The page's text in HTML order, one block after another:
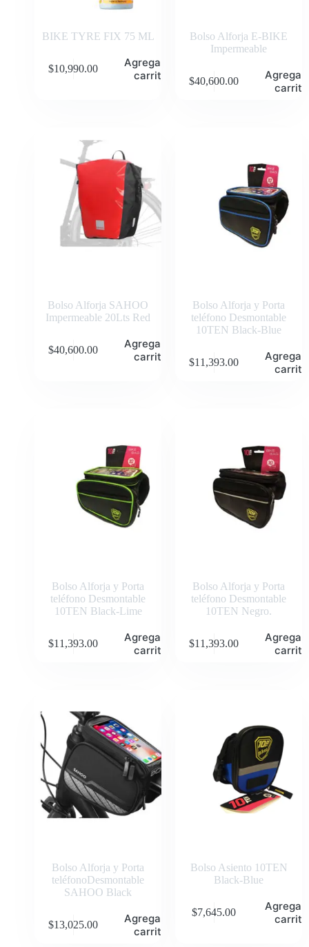
BIKE TYRE FIX 75 ML
$10,990.00
Agregar al
carrito
Bolso Alforja E-BIKE
Impermeable
$40,600.00
Agregar
carrito
Bolso Alforja SAHOO
Impermeable 20Lts Red
$40,600.00
Agregar al
carrito
Bolso Alforja y Porta
teléfono Desmontable
10TEN Black-Blue
$11,393.00
Agregar
carrito
Bolso Alforja y Porta
teléfono Desmontable
10TEN Black-Lime
$11,393.00
Agregar al
carrito
Bolso Alforja y Porta
teléfono Desmontable
10TEN Negro.
$11,393.00
Agregar
carrito
Bolso Alforja y Porta
teléfonoDesmontable
SAHOO Black
$13,025.00
Agregar al
carrito
Bolso Asiento 10TEN
Black-Blue
$7,645.00
Agregar
carrito